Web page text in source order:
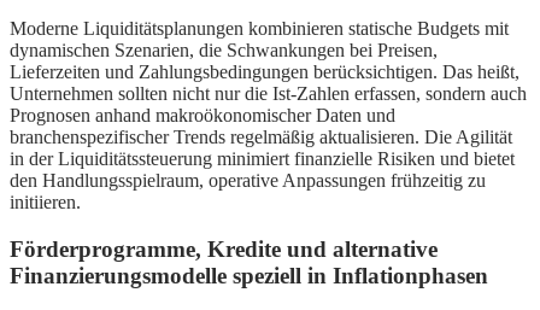
Moderne Liquiditätsplanungen kombinieren statische Budgets mit
dynamischen Szenarien, die Schwankungen bei Preisen,
Lieferzeiten und Zahlungsbedingungen berücksichtigen. Das heißt,
Unternehmen sollten nicht nur die Ist-Zahlen erfassen, sondern auch
Prognosen anhand makroökonomischer Daten und
branchenspezifischer Trends regelmäßig aktualisieren. Die Agilität
in der Liquiditätssteuerung minimiert finanzielle Risiken und bietet
den Handlungsspielraum, operative Anpassungen frühzeitig zu
initiieren.
Förderprogramme, Kredite und alternative
Finanzierungsmodelle speziell in Inflationphasen